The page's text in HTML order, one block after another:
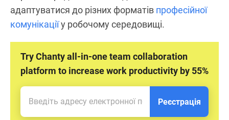
адаптуватися до різних форматів професійної
комунікаціїу робочому середовищі.
Try Chanty all-in-one team collaboration
platform to increase work productivity by 55%
Реєстрація